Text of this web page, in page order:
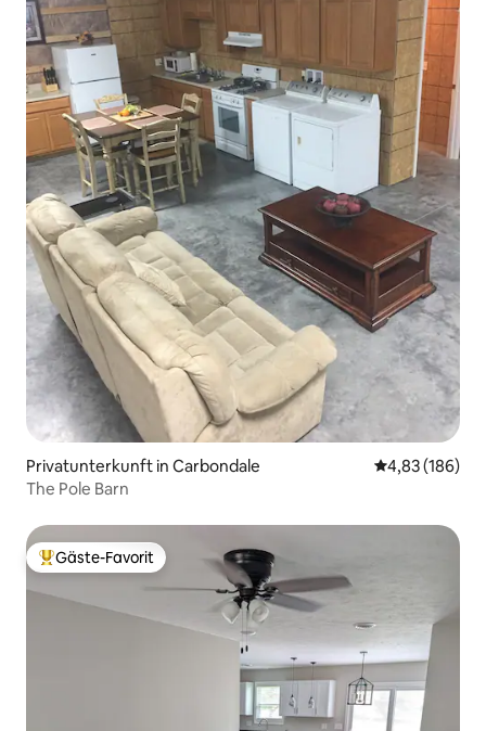
Privatunterkunft in Carbondale
4,83 (186)
The Pole Barn
Beliebter Gäste-Favorit.
Gäste-Favorit